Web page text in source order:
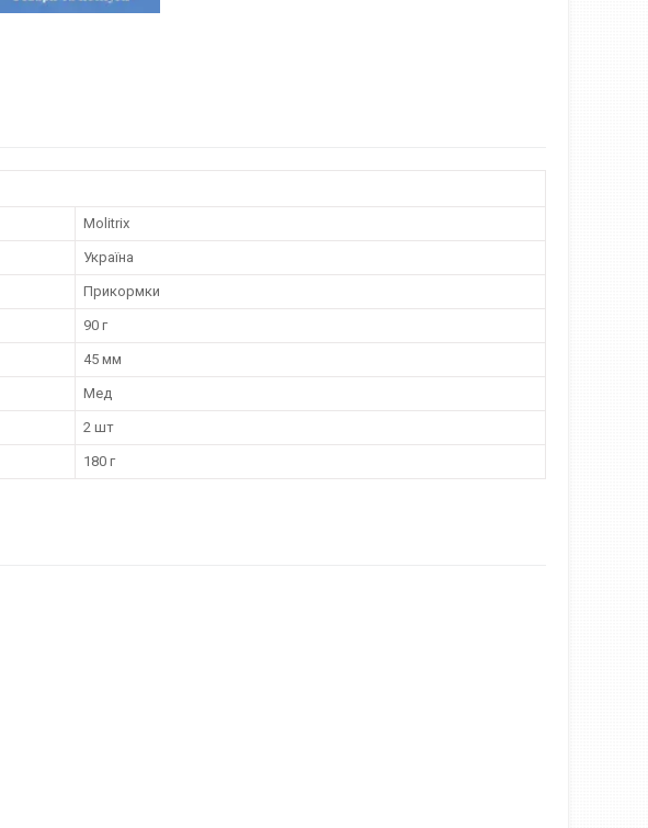
Molitrix
Україна
Прикормки
90 г
45 мм
Мед
2 шт
180 г